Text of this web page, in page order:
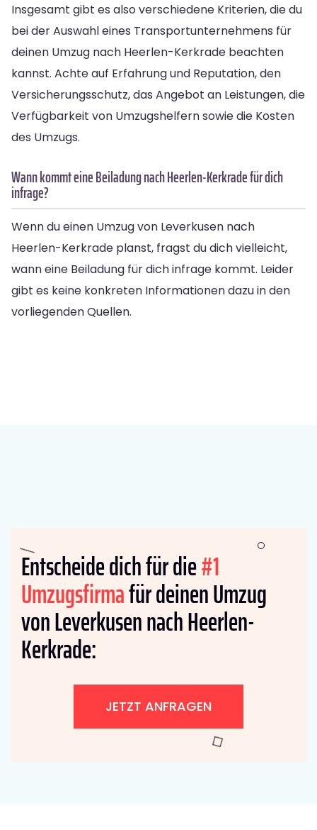
Insgesamt gibt es also verschiedene Kriterien, die du
bei der Auswahl eines Transportunternehmens für
deinen Umzug nach Heerlen-Kerkrade beachten
kannst. Achte auf Erfahrung und Reputation, den
Versicherungsschutz, das Angebot an Leistungen, die
Verfügbarkeit von Umzugshelfern sowie die Kosten
des Umzugs.
Wann kommt eine Beiladung nach Heerlen-Kerkrade für dich
infrage?
Wenn du einen Umzug von Leverkusen nach
Heerlen-Kerkrade planst, fragst du dich vielleicht,
wann eine Beiladung für dich infrage kommt. Leider
gibt es keine konkreten Informationen dazu in den
vorliegenden Quellen.
Entscheide dich für die#1
Umzugsfirmafür deinen Umzug
von Leverkusen nach Heerlen-
Kerkrade:
JETZT ANFRAGEN